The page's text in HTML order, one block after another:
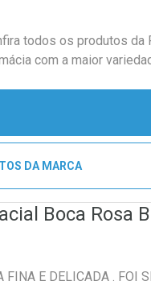
todos os produtos da
com a maior
DA MARCA
Boca Rosa
FINA E DELICADA . FOI